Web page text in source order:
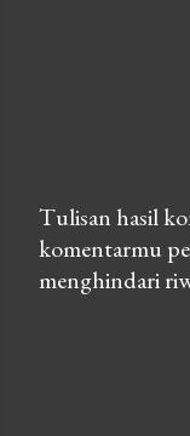
P
o
Tulisan hasil
komentarmu
menghindari